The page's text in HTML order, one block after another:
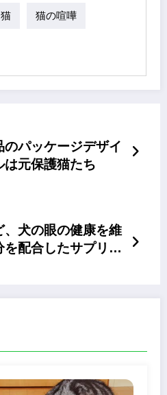
猫 猫の喧嘩
のパッケージデザイ
は元保護猫たち
、犬の眼の健康を維
配合したサプリメ